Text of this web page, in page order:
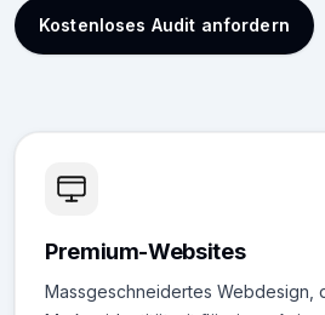
Kostenloses Audit anfordern
Premium-Websites
Massgeschneidertes Webdesign,